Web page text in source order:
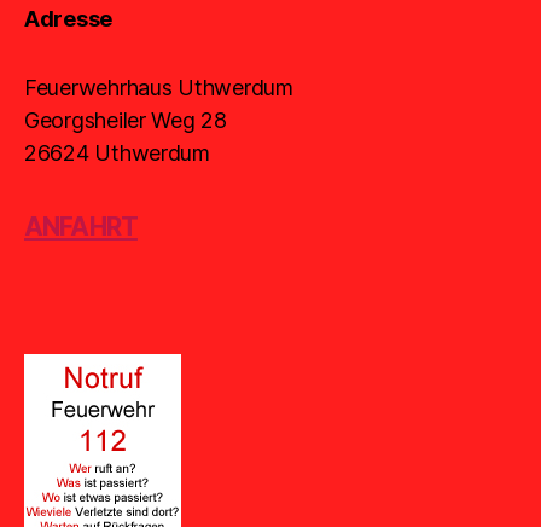
Adresse
Feuerwehrhaus Uthwerdum
Georgsheiler Weg 28
26624 Uthwerdum
ANFAHRT